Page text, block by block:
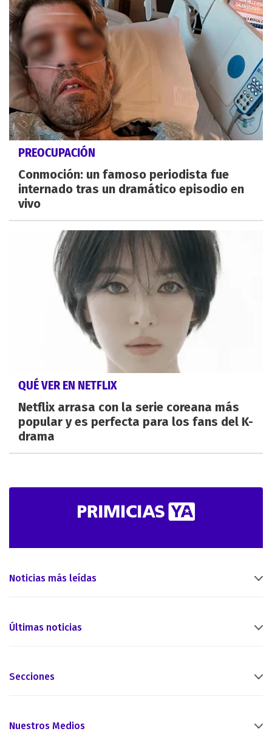
PREOCUPACIÓN
Conmoción: un famoso periodista fue
internado tras un dramático episodio en
vivo
QUÉ VER EN NETFLIX
Netflix arrasa con la serie coreana más
popular y es perfecta para los fans del K-
drama
Noticias más leídas
Últimas noticias
Secciones
Nuestros Medios